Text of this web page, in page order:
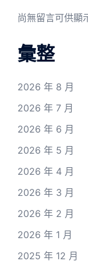
尚無留言可供顯
彙整
2026 年 8 月
2026 年 7 月
2026 年 6 月
2026 年 5 月
2026 年 4 月
2026 年 3 月
2026 年 2 月
2026 年 1 月
2025 年 12 月